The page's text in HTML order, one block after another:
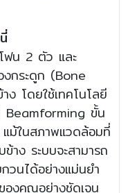
ฟน 2 ตัว และ
งกระดูก (Bone
โดยใช้เทคโนโลยี
Beamforming ขั้น
ม้ในสภาพแวดล้อมที่
าง ระบบจะสามารถ
วนได้อย่างแม่นยำ
องคุณอย่างชัดเจน